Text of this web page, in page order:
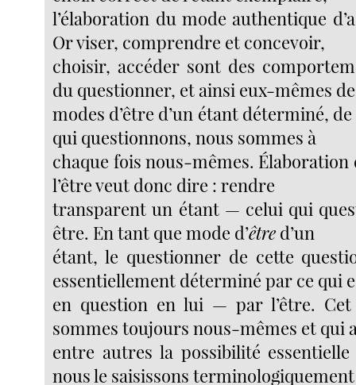
l’élaboration du mode authentique
Or viser, comprendre et concevoir,
choisir, accéder sont des
du questionner, et ainsi eux-mêmes
modes d’être d’un étant déterminé, de
qui questionnons, nous sommes à
chaque fois nous-mêmes. Élaboration
l’être veut donc dire : rendre
transparent un étant — celui qui
être. En tant que mode d’être d’un
étant, le questionner de cette
essentiellement déterminé par ce qui
en question en lui — par l’être.
sommes toujours nous-mêmes et qui
entre autres la possibilité
nous le saisissons terminologiquement